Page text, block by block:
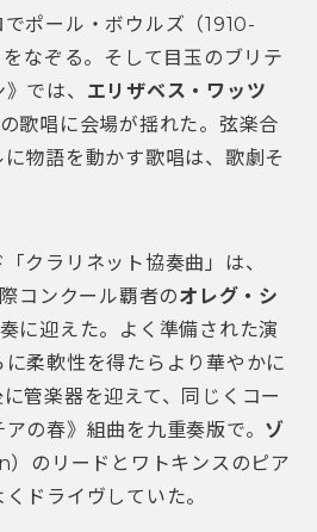
ポール・ボウルズ（1910-
なぞる。そして目玉のブリテ
では、 エリザベス・ワッツ
歌唱に会場が揺れた。弦楽合
物語を動かす歌唱は、歌劇そ
クラリネット協奏曲」は、
コンクール覇者のオレグ・シ
に迎えた。よく準備された演
柔軟性を得たらより華やかに
管楽器を迎えて、同じくコー
の春》組曲を九重奏版で。 ゾ
）のリードとワトキンスのピア
ドライヴしていた。